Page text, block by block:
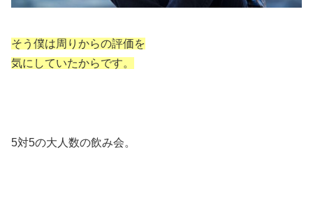
そう僕は周りからの評価を
気にしていたからです。
5対5の大人数の飲み会。